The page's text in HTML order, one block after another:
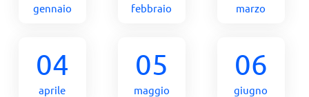
gennaio febbraio marzo
04
aprile
05
maggio
06
giugno